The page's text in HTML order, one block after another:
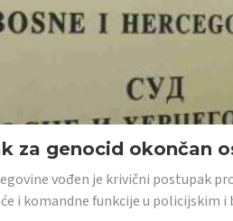
za genocid okončan
vođen je krivični postupak
i komandne funkcije u policijskim